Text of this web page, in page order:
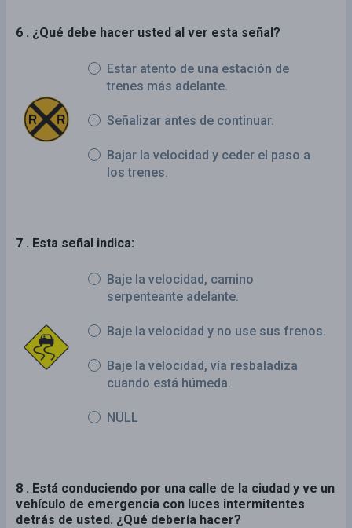
6 . ¿Qué debe hacer usted al ver esta señal?
Estar atento de una estación de
trenes más adelante.
Señalizar antes de continuar.
Bajar la velocidad y ceder el paso a
los trenes.
7 . Esta señal indica:
Baje la velocidad, camino
serpenteante adelante.
Baje la velocidad y no use sus frenos.
Baje la velocidad, vía resbaladiza
cuando está húmeda.
NULL
8 . Está conduciendo por una calle de la ciudad y ve un
vehículo de emergencia con luces intermitentes
detrás de usted. ¿Qué debería hacer?